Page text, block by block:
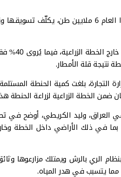
نحو 30%
الخطة الزراعية لزراعة الحنطة
في العراق، وليد الكريطي، أوضح في
الري بالرش ويمتلك مزارعوها
مما يتسبب في هدر المياه.